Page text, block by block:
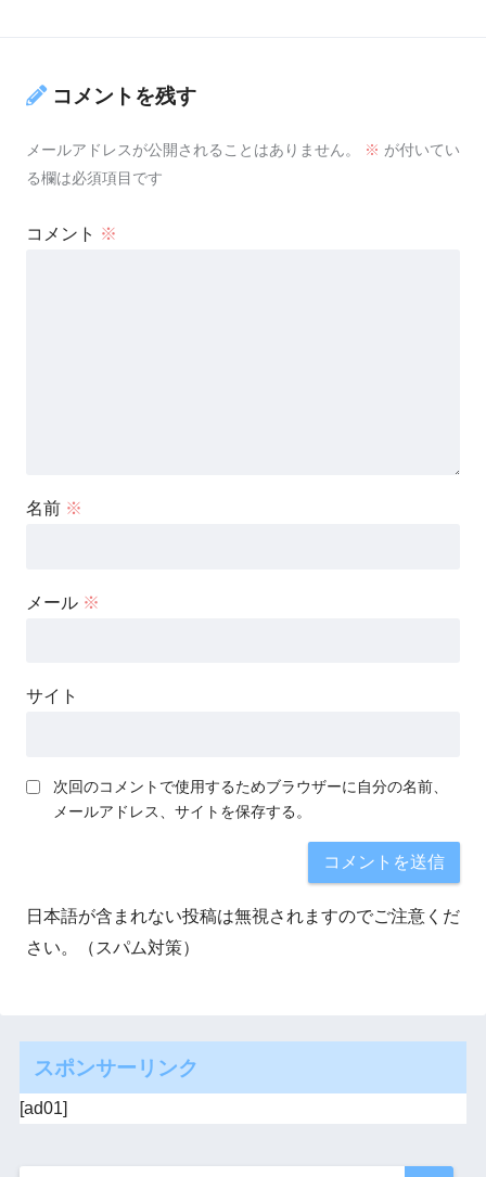
コメントを残す
メールアドレスが公開されることはありません。 ※ が付いてい
る欄は必須項目です
コメント ※
名前 ※
メール ※
サイト
次回のコメントで使用するためブラウザーに自分の名前、
メールアドレス、サイトを保存する。
日本語が含まれない投稿は無視されますのでご注意くだ
さい。（スパム対策）
スポンサーリンク
[ad01]